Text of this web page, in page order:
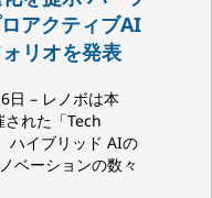
アクティブAI
リオを発表
日 – レノボは本
れた「Tech
ハイブリッド AIの
ベーションの数々